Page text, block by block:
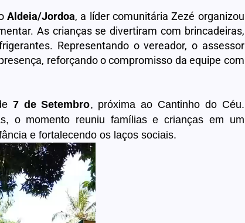
Aldeia/Jordoa, a líder comunitária Zezé organizou
As crianças se divertiram com brincadeiras,
Representando o vereador, o assessor
reforçando o compromisso da equipe com
7 de Setembro, próxima ao Cantinho do Céu.
o momento reuniu famílias e crianças em um
e fortalecendo os laços sociais.